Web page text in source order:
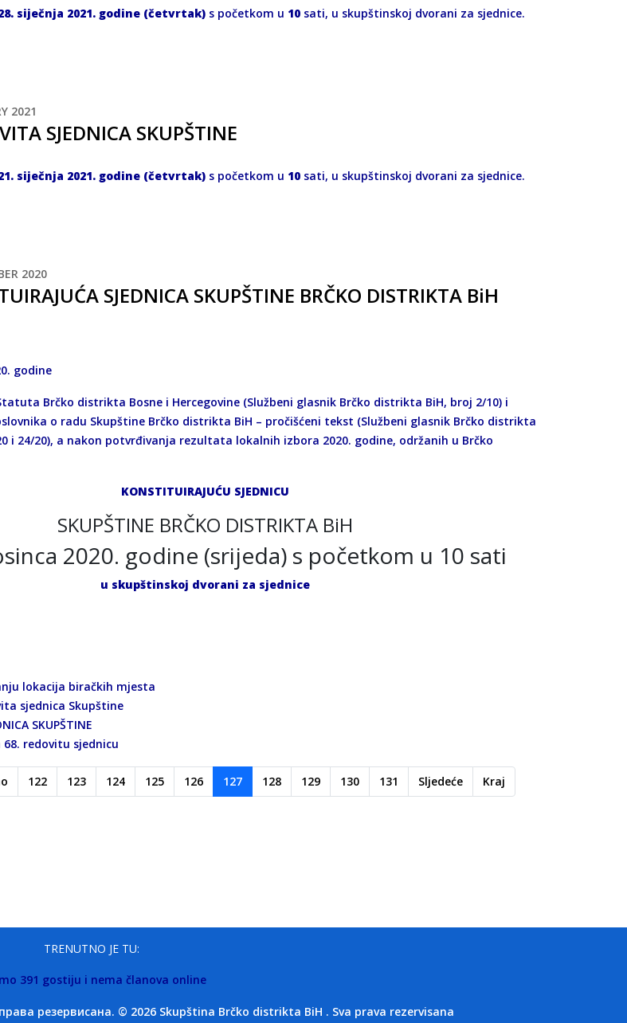
siječnja 2021. godine (četvrtak) s početkom u 10 sati, u skupštinskoj dvorani za sjednice.
2021
SJEDNICA SKUPŠTINE
siječnja 2021. godine (četvrtak) s početkom u 10 sati, u skupštinskoj dvorani za sjednice.
2020
SJEDNICA SKUPŠTINE BRČKO DISTRIKTA BiH
godine
Brčko distrikta Bosne i Hercegovine (Službeni glasnik Brčko distrikta BiH, broj 2/10) i
o radu Skupštine Brčko distrikta BiH – pročišćeni tekst (Službeni glasnik Brčko distrikta
i 24/20), a nakon potvrđivanja rezultata lokalnih izbora 2020. godine, održanih u Brčko
KONSTITUIRAJUĆU SJEDNICU
SKUPŠTINE BRČKO DISTRIKTA BiH
2020. godine (srijeda) s početkom u 10 sati
u skupštinskoj dvorani za sjednice
lokacija biračkih mjesta
sjednica Skupštine
SKUPŠTINE
redovitu sjednicu
122 123 124 125 126 127 128 129 130 131 Sljedeće Kraj
TRENUTNO JE TU:
391 gostiju i nema članova online
резервисана. © 2026 Skupština Brčko distrikta BiH . Sva prava rezervisana